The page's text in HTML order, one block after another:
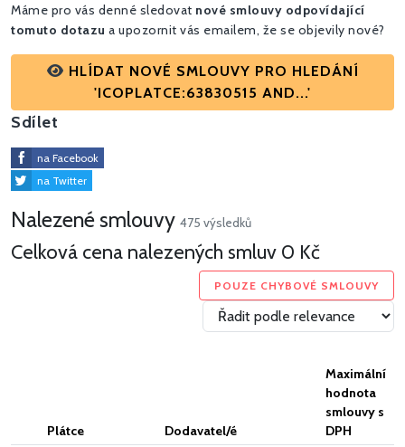
Máme pro vás denné sledovat nové smlouvy odpovídající
tomuto dotazu a upozornit vás emailem, že se objevily nové?
HLÍDAT NOVÉ SMLOUVY PRO HLEDÁNÍ
'ICOPLATCE:63830515 AND...'
Sdílet
na Facebook
na Twitter
Nalezené smlouvy 475 výsledků
Celková cena nalezených smluv 0 Kč
POUZE CHYBOVÉ SMLOUVY
Plátce Dodavatel/é
Maximální
hodnota
smlouvy s
DPH